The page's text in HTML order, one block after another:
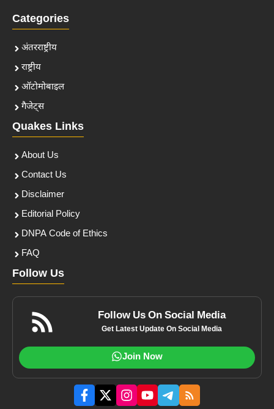
Categories
अंतरराष्ट्रीय
राष्ट्रीय
ऑटोमोबाइल
गैजेट्स
Quakes Links
About Us
Contact Us
Disclaimer
Editorial Policy
DNPA Code of Ethics
FAQ
Follow Us
Follow Us On Social Media
Get Latest Update On Social Media
Join Now